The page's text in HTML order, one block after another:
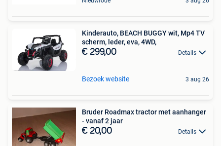
Kinderauto, BEACH BUGGY wit, Mp4 TV
scherm, leder, eva, 4WD,
€ 299,00 Details
Bezoek website 3 aug 26
Bruder Roadmax tractor met aanhanger
- vanaf 2 jaar
€ 20,00 Details